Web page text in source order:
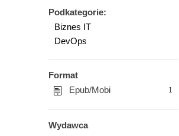
Podkategorie:
Biznes IT
DevOps
Format
Epub/Mobi
1
Wydawca